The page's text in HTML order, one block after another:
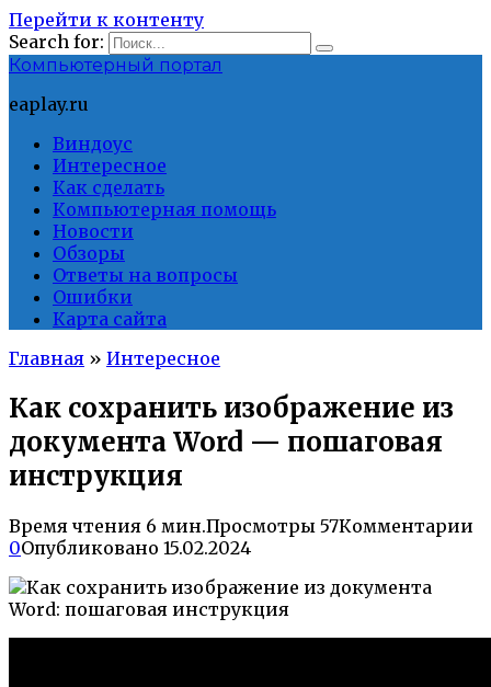
Перейти к контенту
Search for:
Компьютерный портал
eaplay.ru
Виндоус
Интересное
Как сделать
Компьютерная помощь
Новости
Обзоры
Ответы на вопросы
Ошибки
Карта сайта
Главная » Интересное
Как сохранить изображение из
документа Word — пошаговая
инструкция
Время чтения 6 мин.Просмотры 57Комментарии
0Опубликовано 15.02.2024